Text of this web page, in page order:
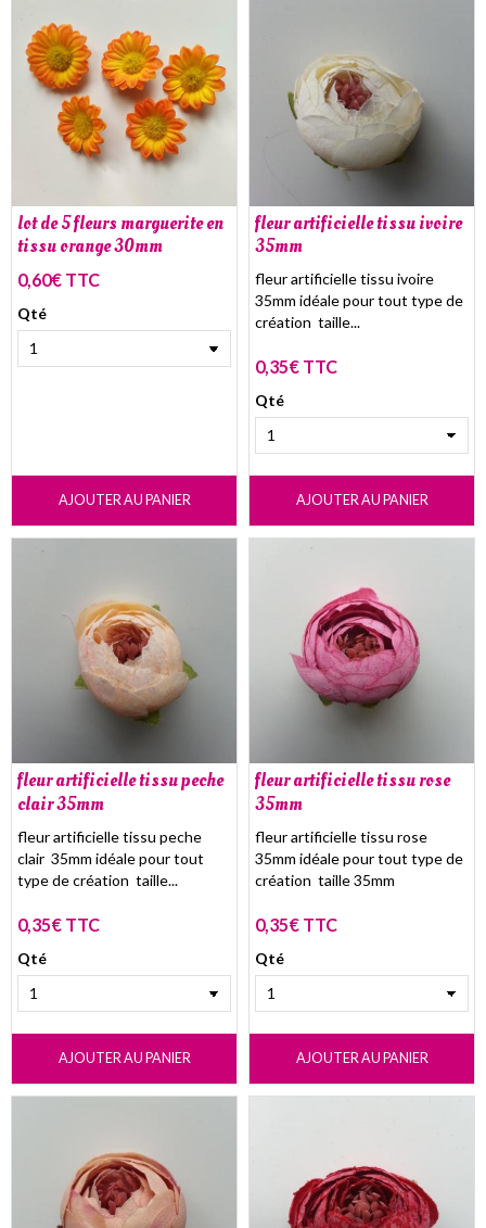
lot de 5 fleurs marguerite en
tissu orange 30mm
0,60€ TTC
Qté
AJOUTER AU PANIER
fleur artificielle tissu ivoire
35mm
fleur artificielle tissu ivoire
35mm idéale pour tout type de
création taille...
0,35€ TTC
Qté
AJOUTER AU PANIER
fleur artificielle tissu peche
clair 35mm
fleur artificielle tissu peche
clair 35mm idéale pour tout
type de création taille...
0,35€ TTC
Qté
AJOUTER AU PANIER
fleur artificielle tissu rose
35mm
fleur artificielle tissu rose
35mm idéale pour tout type de
création taille 35mm
0,35€ TTC
Qté
AJOUTER AU PANIER